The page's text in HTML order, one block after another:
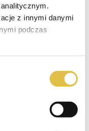
z innymi danymi
podczas